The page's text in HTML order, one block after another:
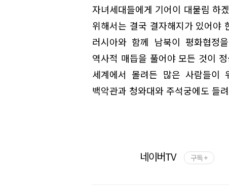
자녀세대들에게 기어이 대물림 하
위해서는 결국 결자해지가 있어야
러시아와 함께 남북이 평화협정
역사적 매듭을 풀어야 모든 것이
세계에서 몰려든 많은 사람들이
백악관과 청와대와 주석궁에도 들
네이버TV 구독 +